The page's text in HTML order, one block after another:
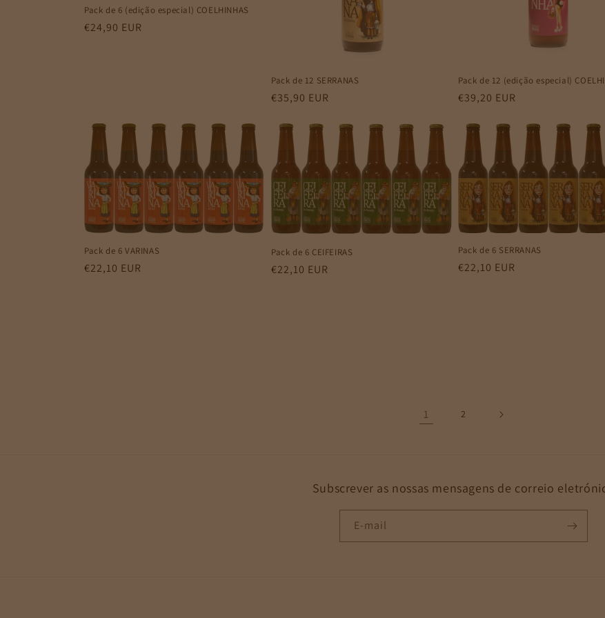
Pack de 6 (edição especial) COELHINHAS
Preço
€24,90 EUR
Pack de 12 SERRANAS
Preço
€35,90 EUR
Pack de 12 (edição especial)
Preço
€39,20 EUR
Pack de 6 VARINAS
Preço
€22,10 EUR
Pack de 6 CEIFEIRAS
Preço
€22,10 EUR
Pack de 6 SERRANAS
Preço
€22,10 EUR
1 2
Subscrever as nossas mensagens de correio
E-mail